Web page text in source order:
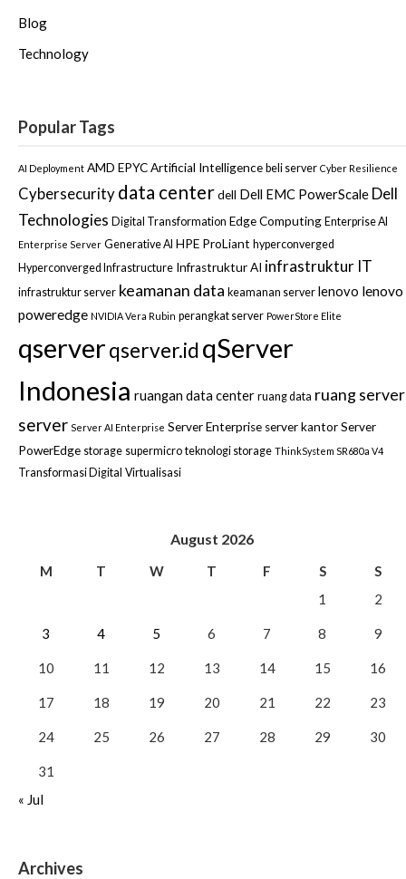
Blog
Technology
Popular Tags
AI Deployment AMD EPYCArtificial Intelligence beli server Cyber Resilience
Cybersecurity data centerdell Dell EMC PowerScale Dell
Technologies Digital Transformation Edge Computing Enterprise AI
Enterprise Server Generative AI HPE ProLiant hyperconverged
Hyperconverged Infrastructure Infrastruktur AI infrastruktur IT
infrastruktur server keamanan data keamanan server lenovo lenovo
poweredge NVIDIA Vera Rubin perangkat server PowerStore Elite
qserverqserver.idqServer
Indonesia ruangan data center ruang data ruang server
server Server AI Enterprise Server Enterprise server kantorServer
PowerEdge storage supermicro teknologi storage ThinkSystem SR680a V4
Transformasi Digital Virtualisasi
August 2026
M T W T F S
S
1
2
3 4 5 6 7 8 9
10 11 12 13 14 15 16
17 18 19 20 21 22 23
24 25 26 27 28 29 30
31
« Jul
Archives